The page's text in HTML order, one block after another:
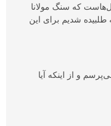
که سنگ مولانا
طلبیده شدیم برای این
و از اینکه آیا